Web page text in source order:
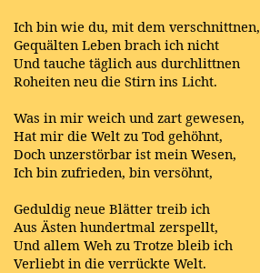
Ich bin wie du, mit dem verschnittnen,
Gequälten Leben brach ich nicht
Und tauche täglich aus durchlittnen
Roheiten neu die Stirn ins Licht.
Was in mir weich und zart gewesen,
Hat mir die Welt zu Tod gehöhnt,
Doch unzerstörbar ist mein Wesen,
Ich bin zufrieden, bin versöhnt,
Geduldig neue Blätter treib ich
Aus Ästen hundertmal zerspellt,
Und allem Weh zu Trotze bleib ich
Verliebt in die verrückte Welt.